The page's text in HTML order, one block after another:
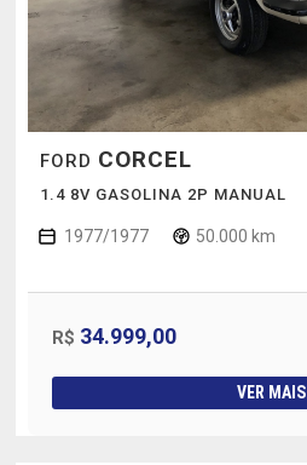
FORD CORCEL
1.4 8V GASOLINA 2P MANUAL
1977/1977 50.000 km
R$ 34.999,00
VER MAIS